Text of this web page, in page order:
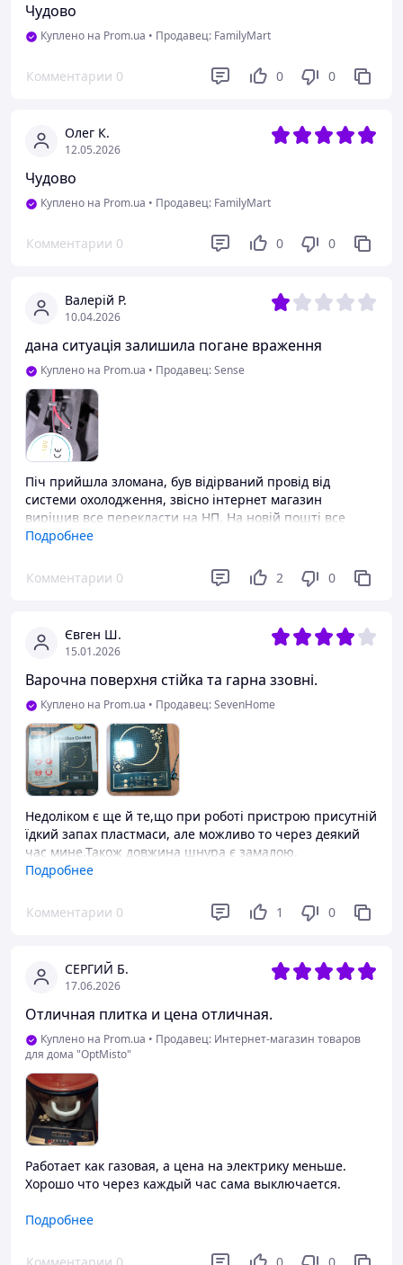
Чудово
Куплено на Prom.ua • Продавец: FamilyMart
Комментарии 0 0 0
Олег К.
12.05.2026
Чудово
Куплено на Prom.ua • Продавец: FamilyMart
Комментарии 0 0 0
Валерій Р.
10.04.2026
дана ситуація залишила погане враження
Куплено на Prom.ua • Продавец: Sense
Піч прийшла зломана, був відірваний провід від
системи охолодження, звісно інтернет магазин
вирішив все перекласти на НП. На новій пошті все
перевірялося, вмикалося, всі кнопки, індикатори все
дана піч працює за рахунок електромагнітну котрий в
неї вбудований, тобто плита починає грітися і
того як розібрав її, побачив таку ось картину, добре що
мав паяльника та припаяв того провода назад
Подробнее
Комментарии 0 2 0
Євген Ш.
15.01.2026
Варочна поверхня стійка та гарна ззовні.
Куплено на Prom.ua • Продавец: SevenHome
Недоліком є ще й те,що при роботі пристрою присутній
їдкий запах пластмаси, але можливо то через деякий
час мине.Також довжина шнура є замалою.
Преимущества
матеріал на панелі управління
Подробнее
Комментарии 0 1 0
СЕРГИЙ Б.
17.06.2026
Отличная плитка и цена отличная.
Куплено на Prom.ua • Продавец: Интернет-магазин товаров
для дома "OptMisto"
Работает как газовая, а цена на электрику меньше.
Хорошо что через каждый час сама выключается.
Преимущества
Всё хорошо, потише гудела .
Подробнее